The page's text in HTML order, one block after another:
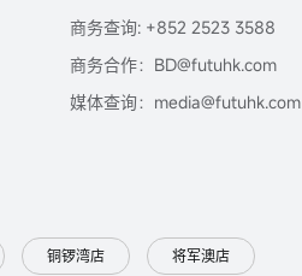
商务查询: +852 2523 3588
商务合作：BD@futuhk.com
媒体查询：media@futuhk.com
铜锣湾店 将军澳店